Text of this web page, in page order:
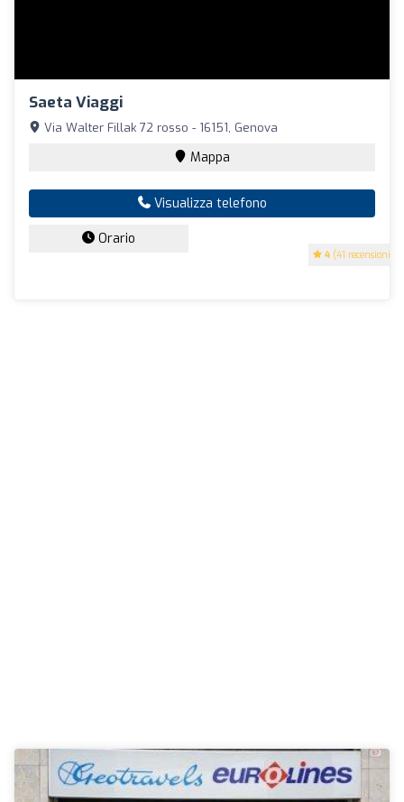
Saeta Viaggi
4 (41 recensioni)
Via Walter Fillak 72 rosso - 16151, Genova
Mappa
Visualizza telefono
Orario